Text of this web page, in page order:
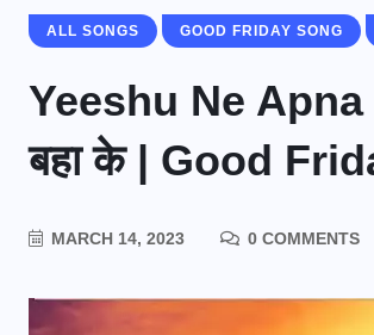
ALL SONGS GOOD FRIDAY SONG
Yeeshu Ne
बहा के | Good
MARCH 14, 2023 0 COMMENTS